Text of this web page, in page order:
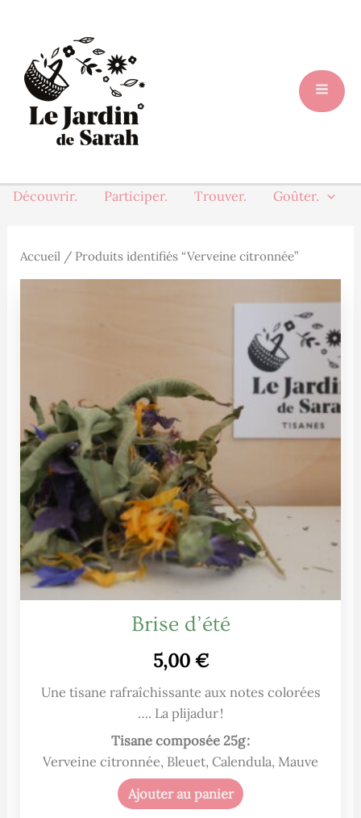
contenu
Découvrir. Participer. Trouver. Goûter.
Accueil / Produits identifiés “Verveine citronnée”
Brise d’été
5,00 €
Une tisane rafraîchissante aux notes colorées
…. La plijadur !
Tisane composée 25g :
Verveine citronnée, Bleuet, Calendula, Mauve
Ajouter au panier